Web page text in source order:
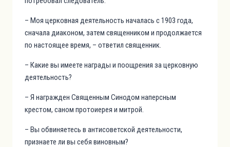
– Моя церковная деятельность началась с 1903 года,
сначала диаконом, затем священником и продолжается
по настоящее время, – ответил священник.
– Какие вы имеете награды и поощрения за церковную
деятельность?
– Я награжден Священным Синодом наперсным
крестом, саном протоиерея и митрой.
– Вы обвиняетесь в антисоветской деятельности,
признаете ли вы себя виновным?